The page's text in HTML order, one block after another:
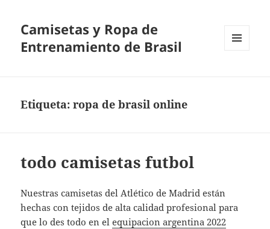
Camisetas y Ropa de
Entrenamiento de Brasil
Etiqueta:ropa de brasil online
todo camisetas futbol
Nuestras camisetas del Atlético de Madrid están
hechas con tejidos de alta calidad profesional para
que lo des todo en elequipacion argentina 2022